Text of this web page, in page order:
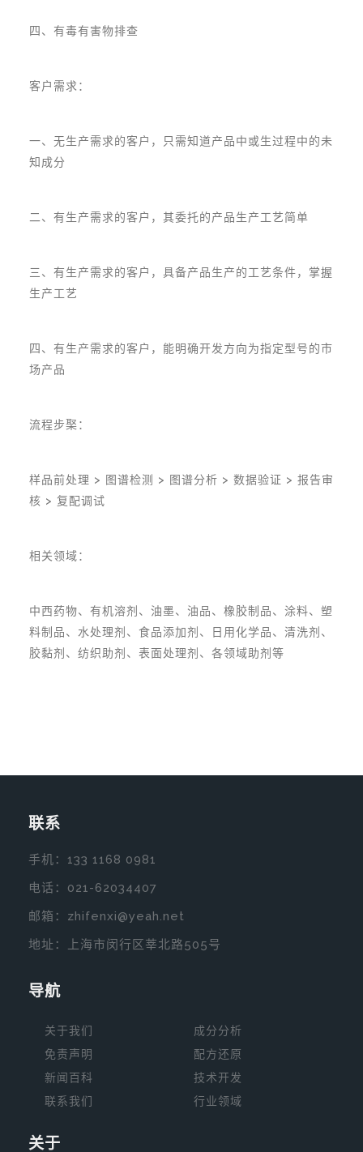
四、有毒有害物排查
客户需求：
一、无生产需求的客户，只需知道产品中或生过程中的未
知成分
二、有生产需求的客户，其委托的产品生产工艺简单
三、有生产需求的客户，具备产品生产的工艺条件，掌握
生产工艺
四、有生产需求的客户，能明确开发方向为指定型号的市
场产品
流程步棸：
样品前处理 > 图谱检测 > 图谱分析 > 数据验证 > 报告审
核 > 复配调试
相关领域：
中西药物、有机溶剂、油墨、油品、橡胶制品、涂料、塑
料制品、水处理剂、食品添加剂、日用化学品、清洗剂、
胶黏剂、纺织助剂、表面处理剂、各领域助剂等
联系
手机： 133 1168 0981
电话： 021-62034407
邮箱：zhifenxi@yeah.net
地址：上海市闵行区莘北路505号
导航
关于我们
免责声明
新闻 百科
联系我们
成分分析
配方还原
技术开发
行业领域
关于